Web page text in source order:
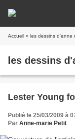
Accueil » les dessins d'anne
les dessins
Lester Young
Publié le 25/03/2009 à
Par Anne-marie Petit